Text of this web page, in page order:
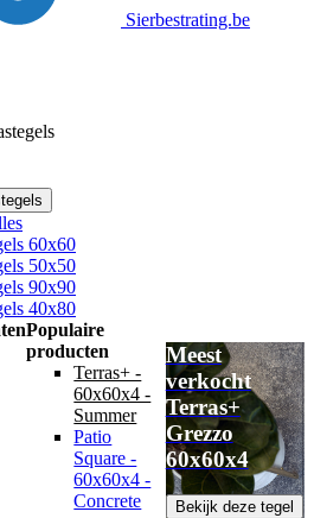
Sierbestrating.be
60x60
50x50
90x90
40x80
Populaire
producten
Terras+ -
60x60x4 -
Summer
Patio
Square -
60x60x4 -
Concrete
Meest
verkocht
Terras+
Grezzo
60x60x4
Bekijk deze tegel